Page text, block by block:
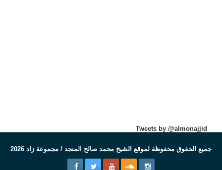
Tweets by @almonajjid
جميع الحقوق محفوظة لموقع الشيخ محمد صالح المنجد / مجموعة زاد 2026